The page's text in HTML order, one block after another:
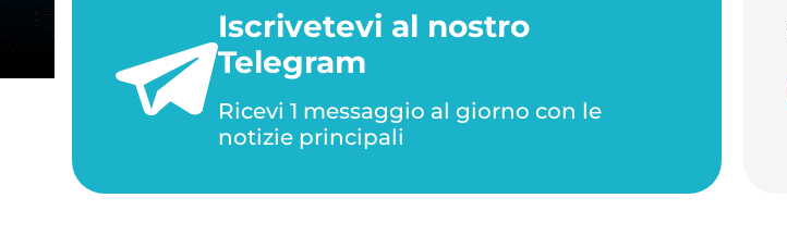
Iscrivetevi al nostro
Telegram
Ricevi 1 messaggio al giorno con le
notizie principali